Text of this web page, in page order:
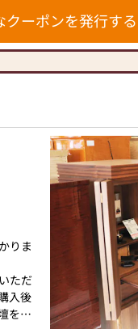
お
格で
な
の
、
や
え
利
ます
たし
お答
度を
お
ま
れま
らな
】。
どう
クーポンを発行する
りま
ただ
入後
をお